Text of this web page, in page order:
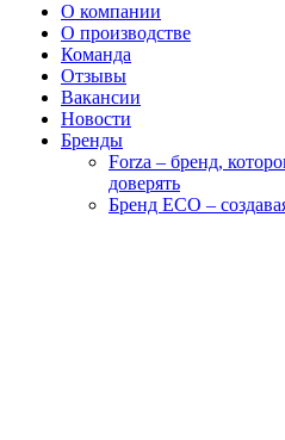
О компании
О производстве
Команда
Отзывы
Вакансии
Новости
Бренды
Forza – бренд,
доверять
Бренд ECO –